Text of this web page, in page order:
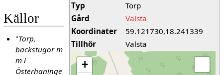
Typ
Torp
Gård
Valsta
Koordinater
59.121730,18.241339
Tillhör
Valsta
+
Källor
"Torp,
backstugor m
m i
Österhaninge